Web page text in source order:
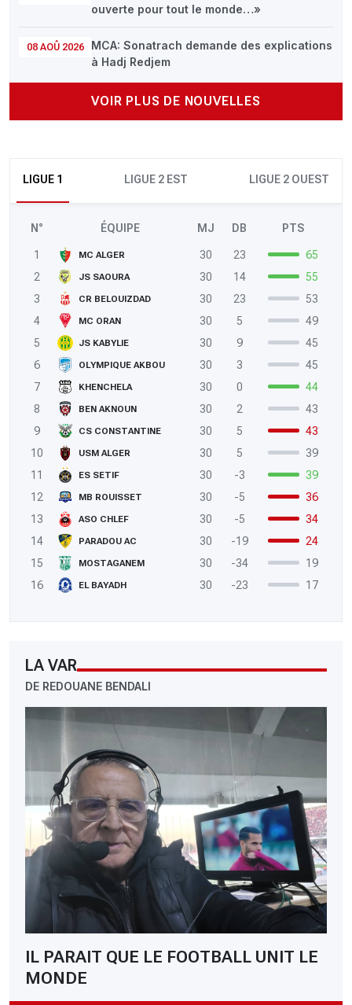
ouverte pour tout le monde…»
08 AOÛ 2026
MCA: Sonatrach demande des explications
à Hadj Redjem
VOIR PLUS DE NOUVELLES
LIGUE 1 LIGUE 2 EST LIGUE 2 OUEST
N° ÉQUIPE MJ DB PTS
1 MC ALGER 30 23
65
2
JS SAOURA 30 14
55
3
CR BELOUIZDAD 30 23
53
4
MC ORAN 30 5
49
5
JS KABYLIE 30 9
45
6
OLYMPIQUE AKBOU 30 3
45
7
KHENCHELA 30 0
44
8
BEN AKNOUN 30 2
43
9
CS CONSTANTINE 30 5
43
10
USM ALGER 30 5
39
11
ES SETIF 30 -3
39
12
MB ROUISSET 30 -5
36
13
ASO CHLEF 30 -5
34
14
PARADOU AC 30 -19
24
15
MOSTAGANEM 30 -34
19
16
EL BAYADH 30 -23 17
LA VAR
DE REDOUANE BENDALI
IL PARAIT QUE LE FOOTBALL UNIT LE
MONDE